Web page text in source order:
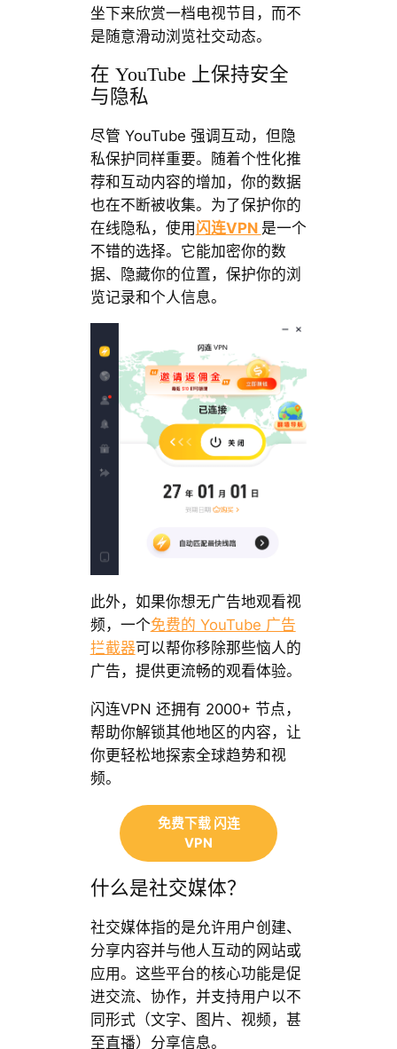
坐下来欣赏一档电视节目，而不
是随意滑动浏览社交动态。
在 YouTube 上保持安全
与隐私
尽管 YouTube 强调互动，但隐
私保护同样重要。随着个性化推
荐和互动内容的增加，你的数据
也在不断被收集。为了保护你的
在线隐私，使用闪连VPN 是一个
不错的选择。它能加密你的数
据、隐藏你的位置，保护你的浏
览记录和个人信息。
此外，如果你想无广告地观看视
频，一个免费的 YouTube 广告
拦截器可以帮你移除那些恼人的
广告，提供更流畅的观看体验。
闪连VPN 还拥有 2000+ 节点，
帮助你解锁其他地区的内容，让
你更轻松地探索全球趋势和视
频。
免费下载 闪连
VPN
什么是社交媒体？
社交媒体指的是允许用户创建、
分享内容并与他人互动的网站或
应用。这些平台的核心功能是促
进交流、协作，并支持用户以不
同形式（文字、图片、视频，甚
至直播）分享信息。